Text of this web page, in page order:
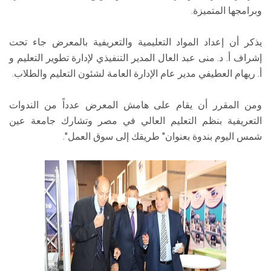
وبرامجها المتميزة.
يذكر أن إعداد المواد التعليمية والتعريفية بالمعرض جاء تحت
إشراف أ. د. منى عبد العال المدير التنفيذي لإدارة تطوير التعليم و
أ. ريهام العطيفي مدير عام الإدارة العامة لشئون التعليم والطلاب.
ومن المقرر أن يقام على هامش المعرض عدداً من الندوات
التعريفية بنظم التعليم العالي في مصر وتشارك جامعة عين
شمس اليوم بندوة بعنوان" طريقك إلى سوق العمل".